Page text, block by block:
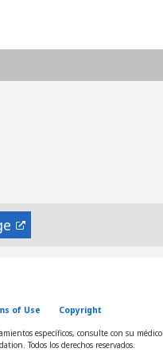
of Use Copyright
específicos, consulte con su médico.
Todos los derechos reservados.